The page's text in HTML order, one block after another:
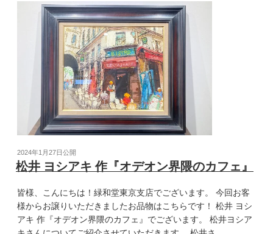
2024年1月27日公開
松井 ヨシアキ 作『オデオン界隈のカフェ』
皆様、こんにちは！緑和堂東京支店でございます。 今回お客
様からお譲りいただきましたお品物はこちらです！ 松井 ヨシ
アキ 作『オデオン界隈のカフェ』でございます。 松井ヨシア